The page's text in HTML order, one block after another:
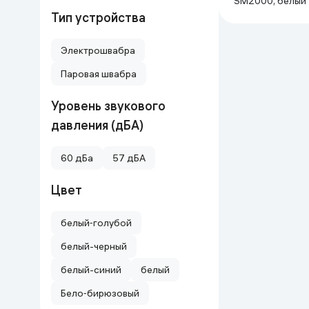
Тип устройства
Электрошвабра
Паровая швабра
Уровень звукового
давления (дБА)
60 дБа 57 дБА
Цвет
белый‑голубой
белый-черный
белый-cиний
белый
Бело‑бирюзовый